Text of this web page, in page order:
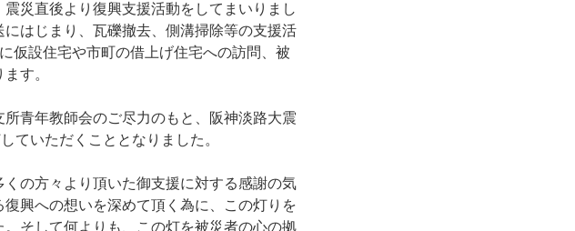
災直後より復興支援活動をしてまいりまし
はじまり、瓦礫撤去、側溝掃除等の支援活
仮設住宅や市町の借上げ住宅への訪問、被
す。
青年教師会のご尽力のもと、阪神淡路大震
ていただくこととなりました。
の方々より頂いた御支援に対する感謝の気
興への想いを深めて頂く為に、この灯りを
そして何よりも、この灯を被災者の心の拠